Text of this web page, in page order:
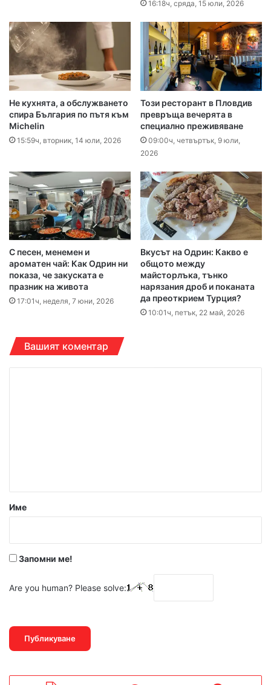
16:18ч, сряда, 15 юли, 2026
Не кухнята, а обслужването
спира България по пътя към
Michelin
15:59ч, вторник, 14 юли, 2026
Този ресторант в Пловдив
превръща вечерята в
специално преживяване
09:00ч, четвъртък, 9 юли,
2026
С песен, менемен и
ароматен чай: Как Одрин ни
показа, че закуската е
празник на живота
17:01ч, неделя, 7 юни, 2026
Вкусът на Одрин: Какво е
общото между
майсторлъка, тънко
нарязания дроб и поканата
да преоткрием Турция?
10:01ч, петък, 22 май, 2026
Вашият коментар
р
Име
Запомни ме!
Are you human? Please solve: